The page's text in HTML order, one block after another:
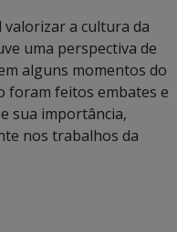
a cultura da
uma perspectiva de
alguns momentos do
foram feitos embates e
sua importância,
nos trabalhos da